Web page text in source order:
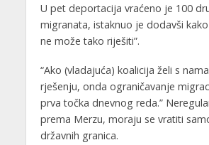
U pet deportacija vraćeno je 100
migranata, istaknuo je dodavši
ne može tako riješiti”.
“Ako (vladajuća) koalicija želi s
rješenju, onda ograničavanje
prva točka dnevnog reda.”
prema Merzu, moraju se vratiti
državnih granica.